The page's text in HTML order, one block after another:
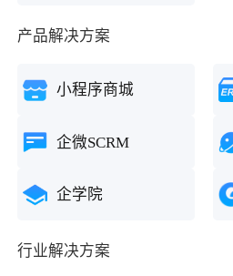
产品解决方案
小程序商城
企微SCRM
企学院
行业解决方案